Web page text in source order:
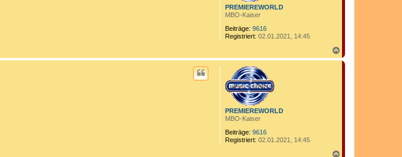
PREMIEREWORLD
MBO-Kaiser
Beiträge: 9616
Registriert: 02.01.2021, 14:45
a
c
PREMIEREWORLD
MBO-Kaiser
Beiträge: 9616
Registriert: 02.01.2021, 14:45